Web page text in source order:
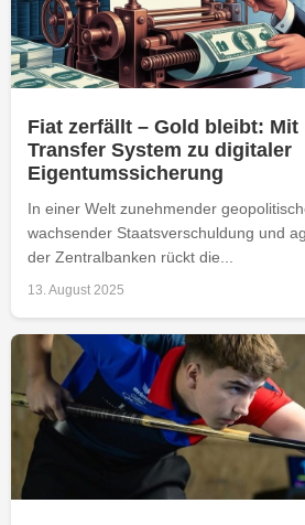
Fiat zerfällt – Gold bleibt: Mit
Transfer System zu digitaler
Eigentumssicherung
In einer Welt zunehmender
wachsender Staatsverschuldung und
der Zentralbanken rückt die...
13. August 2025